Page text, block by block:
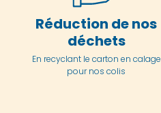
Réduction de nos
déchets
En recyclant le carton en calage
pour nos colis